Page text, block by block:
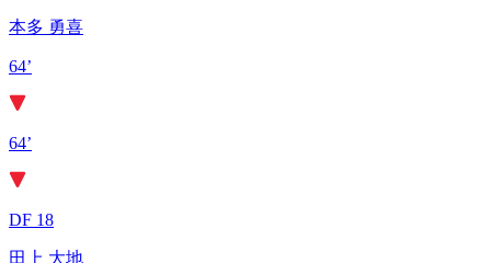
本多 勇喜
64’
64’
DF 18
田上 大地